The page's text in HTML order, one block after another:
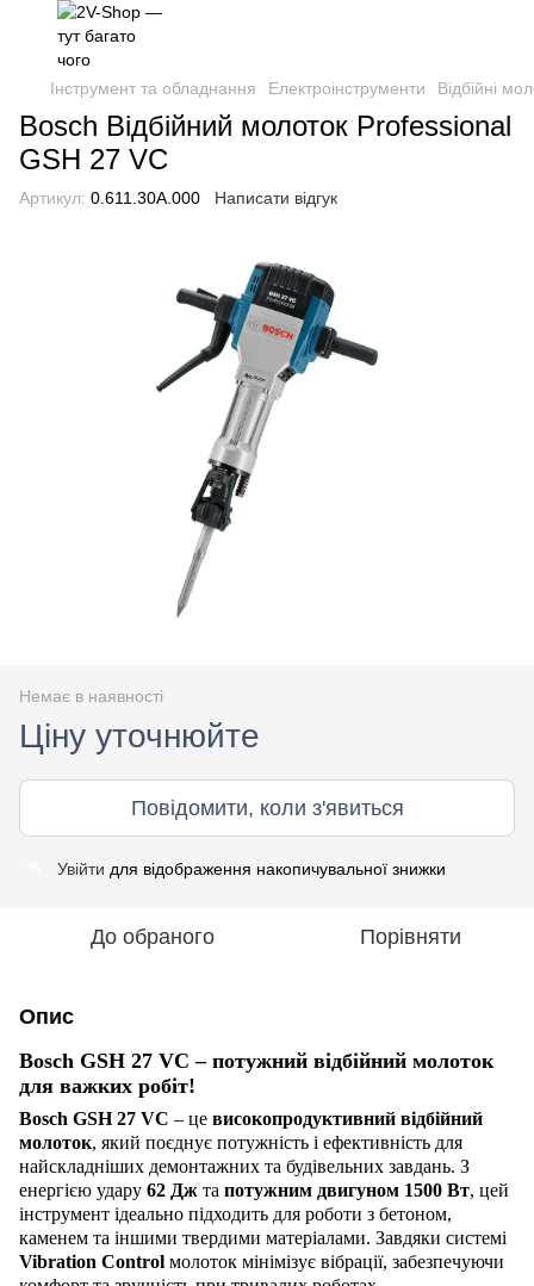
Інструмент та обладнання Електроінструменти Відбійні
Bosch Відбійний молоток Professional
GSH 27 VC
Артикул: 0.611.30A.000 Написати відгук
Немає в наявності
Ціну уточнюйте
Повідомити, коли з'явиться
Увійти для відображення накопичувальної знижки
До обраного Порівняти
Опис
Bosch GSH 27 VC – потужний відбійний молоток
для важких робіт!
Bosch GSH 27 VC – це високопродуктивний відбійний
молоток, який поєднує потужність і ефективність для
найскладніших демонтажних та будівельних завдань. З
енергією удару 62 Дж та потужним двигуном 1500 Вт, цей
інструмент ідеально підходить для роботи з бетоном,
каменем та іншими твердими матеріалами. Завдяки системі
Vibration Control молоток мінімізує вібрації, забезпечуючи